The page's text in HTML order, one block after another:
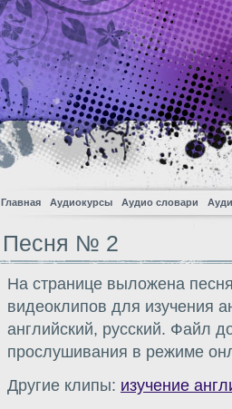
Главная Аудиокурсы Аудио словари
Песня № 2
На странице выложена
видеоклипов для изучения
английский, русский. Файл
прослушивания в режиме
Другие клипы: изучение